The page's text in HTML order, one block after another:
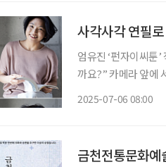
사각사각 연필
엄유진 ‘펀자이씨툰
까요?” 카메라 앞에 서는 게 익숙치 않아 부끄럼에 쓰러질지 모른다던 엄유진 작가. 그런 그가
2025-07-06 08:00
금천전통문화예